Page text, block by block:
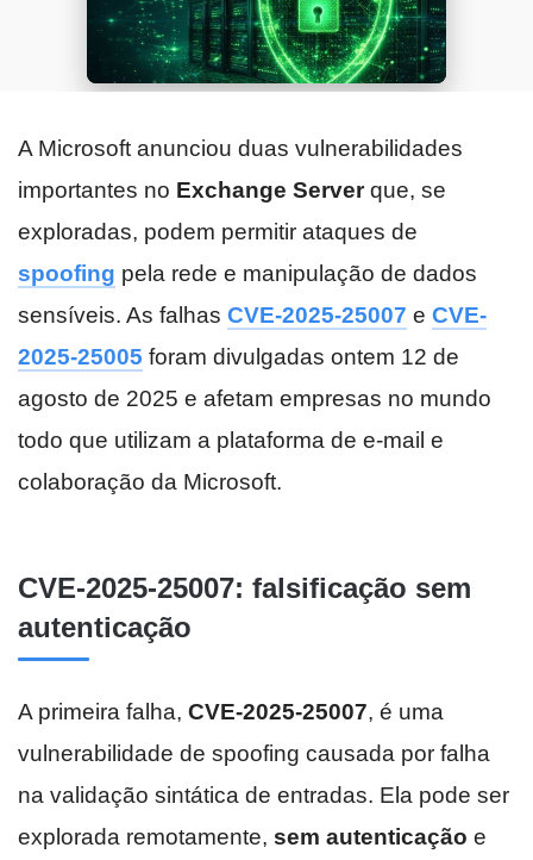
A Microsoft anunciou duas vulnerabilidades
importantes no Exchange Serverque, se
exploradas, podem permitir ataques de
spoofing pela rede e manipulação de dados
sensíveis. As falhas CVE-2025-25007 e CVE-
2025-25005 foram divulgadas ontem 12 de
agosto de 2025 e afetam empresas no mundo
todo que utilizam a plataforma de e-mail e
colaboração da Microsoft.
CVE-2025-25007: falsificação sem
autenticação
A primeira falha, CVE-2025-25007, é uma
vulnerabilidade de spoofing causada por falha
na validação sintática de entradas. Ela pode ser
explorada remotamente, sem autenticação e